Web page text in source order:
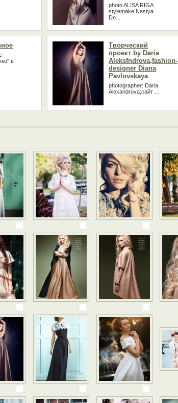
photo ALISA RIGA
stylemake Nastya
Do...
в
Творческий
проект by Daria
Aleksfndrova,fashion-
designer Diana
Pavlovskaya
photographer: Daria
Alexandrova;сайт ...